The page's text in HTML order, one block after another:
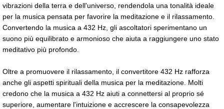
vibrazioni della terra e dell'universo, rendendola una tonalità ideale
per la musica pensata per favorire la meditazione e il rilassamento.
Convertendo la musica a 432 Hz, gli ascoltatori sperimentano un
suono più equilibrato e armonioso che aiuta a raggiungere uno stato
meditativo più profondo.
Oltre a promuovere il rilassamento, il convertitore 432 Hz rafforza
anche gli aspetti spirituali della musica per la meditazione. Molti
credono che la musica a 432 Hz aiuti a connettersi al proprio sé
superiore, aumentare l'intuizione e accrescere la consapevolezza